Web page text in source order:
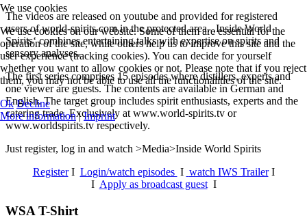
The videos are released on youtube and provided for registered
users of world-spirits.com in the protected area. ‚Inside World
Spirits‘ combines entertaining talks with expertise on spirits and
sensory analyses.
The first series comprises 15 episodes where distillers, experts and
one viewer are guests. The contents are available in German and
English. The target group includes spirit enthusiasts, experts and the
catering trade. Exclusively at www.world-spirits.tv or
www.worldspirits.tv respectively.
Just register, log in and watch >Media>Inside World Spirits
RegisterI Login/watch episodes I watch IWS TrailerI
I Apply as broadcast guestI
WSA T-Shirt
We use cookies
We use cookies on our website. Some of them are essential for the
operation of the site, while others help us to improve this site and the
user experience (tracking cookies). You can decide for yourself
whether you want to allow cookies or not. Please note that if you reject
them, you may not be able to use all the functionalities of the site.
Ok Decline
More information|Imprint